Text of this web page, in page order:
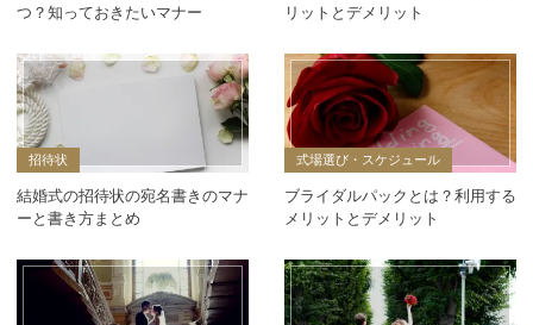
つ？知っておきたいマナー
リットとデメリット
招待状
結婚式の招待状の宛名書きのマナ
ーと書き方まとめ
式場選び・スケジュール
ブライダルパックとは？利用する
メリットとデメリット